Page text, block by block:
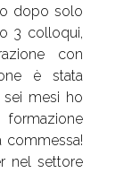
dopo solo
3 colloqui,
con
è stata
sei mesi ho
commessa!
nel settore